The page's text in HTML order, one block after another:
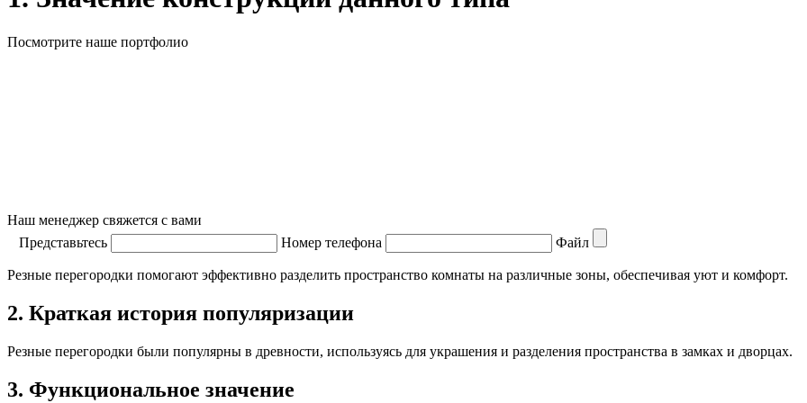
Посмотрите наше портфолио
Наш менеджер свяжется с вами
Представьтесь
Номер телефона Файл
Резные перегородки помогают эффективно разделить пространство комнаты на различные зоны, обеспечивая уют и комфорт.
2. Краткая история популяризации
Резные перегородки были популярны в древности, используясь для украшения и разделения пространства в замках и дворцах.
3. Функциональное значение